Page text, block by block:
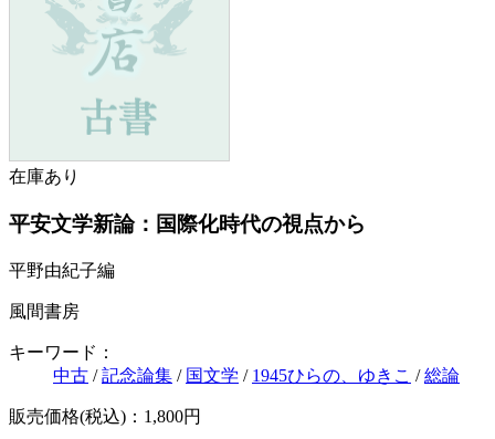
在庫あり
平安文学新論：国際化時代の視点から
平野由紀子編
風間書房
キーワード：
中古 /記念論集 / 国文学 / 1945ひらの、ゆきこ /総論
販売価格(税込)：1,800円